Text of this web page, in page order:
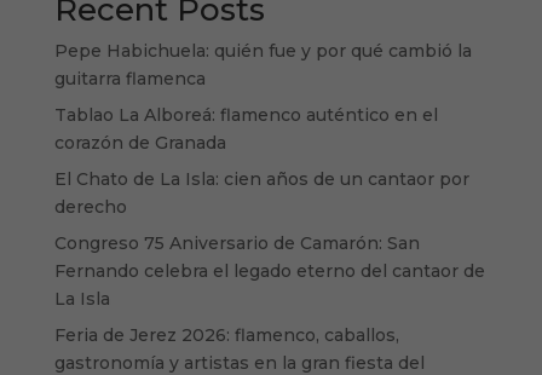
Recent Posts
Pepe Habichuela: quién fue y por qué cambió la
guitarra flamenca
Tablao La Alboreá: flamenco auténtico en el
corazón de Granada
El Chato de La Isla: cien años de un cantaor por
derecho
Congreso 75 Aniversario de Camarón: San
Fernando celebra el legado eterno del cantaor de
La Isla
Feria de Jerez 2026: flamenco, caballos,
gastronomía y artistas en la gran fiesta del